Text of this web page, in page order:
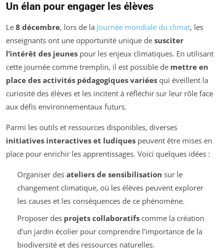
Un élan pour engager les élèves
Le 8 décembre, lors de la Journée mondiale du climat, les
enseignants ont une opportunité unique de susciter
l’intérêt des jeunes pour les enjeux climatiques. En utilisant
cette journée comme tremplin, il est possible de mettre en
place des activités pédagogiques variées qui éveillent la
curiosité des élèves et les incitent à réfléchir sur leur rôle face
aux défis environnementaux futurs.
Parmi les outils et ressources disponibles, diverses
initiatives interactives et ludiques peuvent être mises en
place pour enrichir les apprentissages. Voici quelques idées :
Organiser des ateliers de sensibilisation sur le
changement climatique, où les élèves peuvent explorer
les causes et les conséquences de ce phénomène.
Proposer des projets collaboratifscomme la création
d’un jardin écolier pour comprendre l’importance de la
biodiversité et des ressources naturelles.